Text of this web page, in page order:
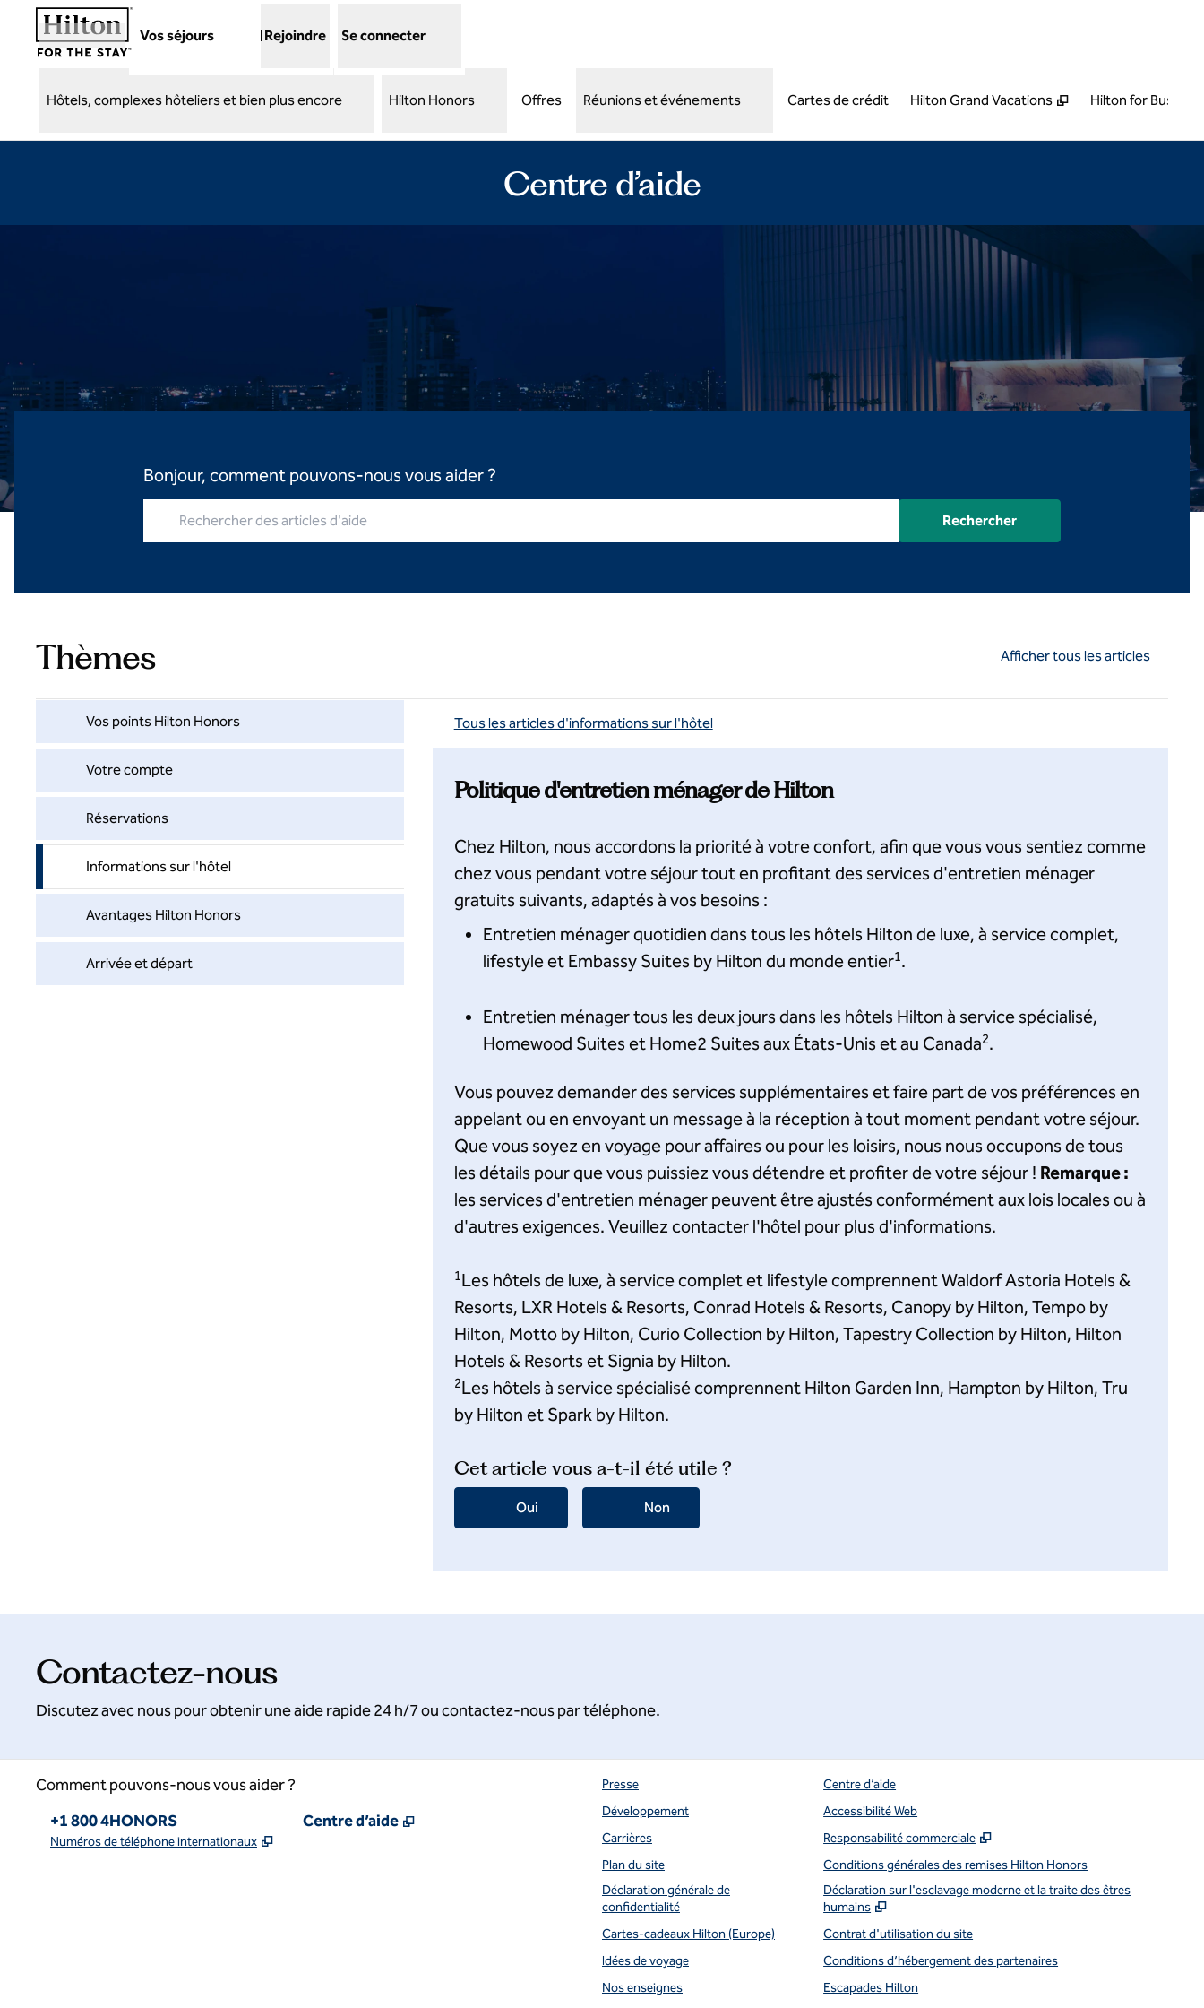
Aller directement au contenu
Vos séjours
Rejoindre Se connecter
Hôtels, complexes hôteliers et bien plus encore Hilton Honors Offres Réunions et événements Cartes de crédit Hilton Grand Vacations Hilton for
Centre d’aide
Bonjour, comment pouvons-nous vous aider ?
Rechercher
Thèmes Afficher tous les articles
Vos points Hilton Honors
Votre compte
Réservations
Informations sur l'hôtel
Avantages Hilton Honors
Arrivée et départ
Tous les articles d'informations sur l'hôtel
Politique d'entretien ménager de Hilton
Chez Hilton, nous accordons la priorité à votre confort, afin que vous vous sentiez comme
chez vous pendant votre séjour tout en profitant des services d'entretien ménager
gratuits suivants, adaptés à vos besoins :
Entretien ménager quotidien dans tous les hôtels Hilton de luxe, à service complet,
lifestyle et Embassy Suites by Hilton du monde entier1.
Entretien ménager tous les deux jours dans les hôtels Hilton à service spécialisé,
Homewood Suites et Home2 Suites aux États-Unis et au Canada2.
Vous pouvez demander des services supplémentaires et faire part de vos préférences en
appelant ou en envoyant un message à la réception à tout moment pendant votre séjour.
Que vous soyez en voyage pour affaires ou pour les loisirs, nous nous occupons de tous
les détails pour que vous puissiez vous détendre et profiter de votre séjour ! Remarque :
les services d'entretien ménager peuvent être ajustés conformément aux lois locales ou à
d'autres exigences. Veuillez contacter l'hôtel pour plus d'informations.
1Les hôtels de luxe, à service complet et lifestyle comprennent Waldorf Astoria Hotels &
Resorts, LXR Hotels & Resorts, Conrad Hotels & Resorts, Canopy by Hilton, Tempo by
Hilton, Motto by Hilton, Curio Collection by Hilton, Tapestry Collection by Hilton, Hilton
Hotels & Resorts et Signia by Hilton.
2Les hôtels à service spécialisé comprennent Hilton Garden Inn, Hampton by Hilton, Tru
by Hilton et Spark by Hilton.
Cet article vous a-t-il été utile ?
Oui Non
Contactez-nous
Discutez avec nous pour obtenir une aide rapide 24 h/7 ou contactez-nous par téléphone.
Comment pouvons-nous vous aider ?
Téléphone :
+1 800 4HONORS
Numéros de téléphone internationaux ,
Centre d’aide , S'ouvre dans un nouvel onglet
Presse
Développement
Carrières
Plan du site
Déclaration générale de
confidentialité
Cartes-cadeaux Hilton (Europe)
Idées de voyage
Nos enseignes
Centre d’aide
Accessibilité Web
Responsabilité commerciale
,
Conditions générales des remises Hilton Honors
Déclaration sur l'esclavage moderne et la traite des êtres
humains
Contrat d'utilisation du site
Conditions d’hébergement des partenaires
Escapades Hilton